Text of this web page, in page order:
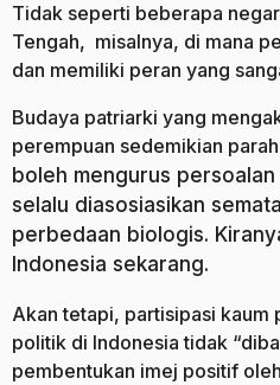
Tidak seperti beberapa
Tengah, misalnya, di mana
dan memiliki peran yang
Budaya patriarki yang
perempuan sedemikian
boleh mengurus
selalu diasosiasikan
perbedaan biologis.
Indonesia sekarang.
Akan tetapi, partisipasi kaum
politik di Indonesia tidak
pembentukan imej positif